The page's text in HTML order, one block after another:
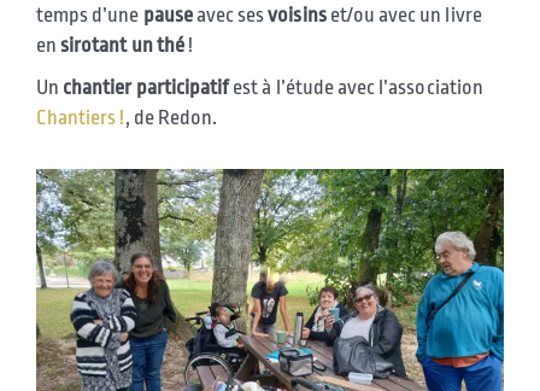
temps d’une pauseavec sesvoisinset/ou avec un livre
ensirotant un thé !
Un chantier participatifest à l’étude avec l’association
Chantiers !, de Redon.